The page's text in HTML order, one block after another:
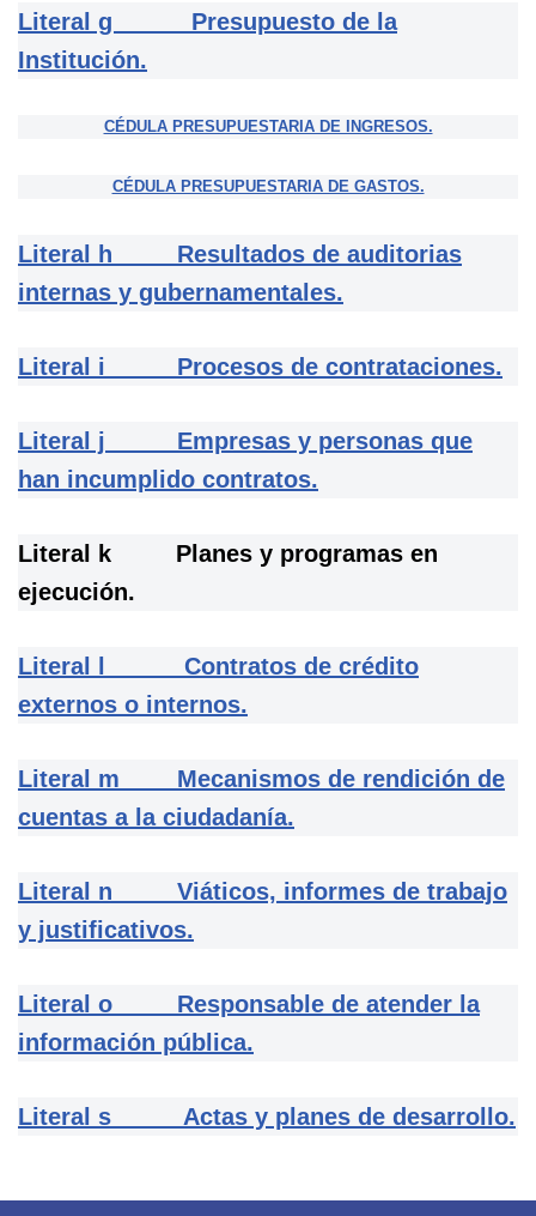
Literal g Presupuesto de la
Institución.
CÉDULA PRESUPUESTARIA DE INGRESOS.
CÉDULA PRESUPUESTARIA DE GASTOS.
Literal h Resultados de auditorias
internas y gubernamentales.
Literal i Procesos de contrataciones.
Literal j Empresas y personas que
han incumplido contratos.
Literal k Planes y programas en
ejecución.
Literal l Contratos de crédito
externos o internos.
Literal m Mecanismos de rendición de
cuentas a la ciudadanía.
Literal n Viáticos, informes de trabajo
y justificativos.
Literal o Responsable de atender la
información pública.
Literal s Actas y planes de desarrollo.